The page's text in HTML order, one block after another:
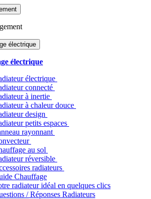
électrique
électrique
électrique
connecté
à inertie
à chaleur douce
design
petits espaces
rayonnant
au sol
réversible
radiateurs
Chauffage
radiateur idéal en quelques clics
/ Réponses Radiateurs